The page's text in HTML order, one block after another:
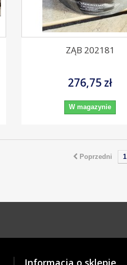
ZĄB 202181
276,75 zł
W magazynie
Poprzedni 1
Informacja o sklepie